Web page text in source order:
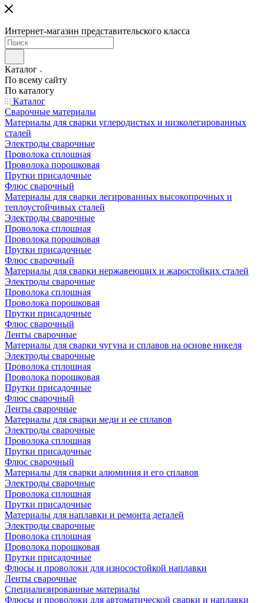
Интернет-магазин представительского класса
Каталог
По всему сайту
По каталогу
Каталог
Сварочные материалы
Материалы для сварки углеродистых и низколегированных
сталей
Электроды сварочные
Проволока сплошная
Проволока порошковая
Прутки присадочные
Флюс сварочный
Материалы для сварки легированных высокопрочных и
теплоустойчивых сталей
Электроды сварочные
Проволока сплошная
Проволока порошковая
Прутки присадочные
Флюс сварочный
Материалы для сварки нержавеющих и жаростойких сталей
Электроды сварочные
Проволока сплошная
Проволока порошковая
Прутки присадочные
Флюс сварочный
Ленты сварочные
Материалы для сварки чугуна и сплавов на основе никеля
Электроды сварочные
Проволока сплошная
Проволока порошковая
Прутки присадочные
Флюс сварочный
Ленты сварочные
Материалы для сварки меди и ее сплавов
Электроды сварочные
Проволока сплошная
Прутки присадочные
Флюс сварочный
Материалы для сварки алюминия и его сплавов
Электроды сварочные
Проволока сплошная
Прутки присадочные
Материалы для наплавки и ремонта деталей
Электроды сварочные
Проволока сплошная
Проволока порошковая
Прутки присадочные
Флюсы и проволоки для износостойкой наплавки
Ленты сварочные
Специализированные материалы
Флюсы и проволоки для автоматической сварки и наплавки